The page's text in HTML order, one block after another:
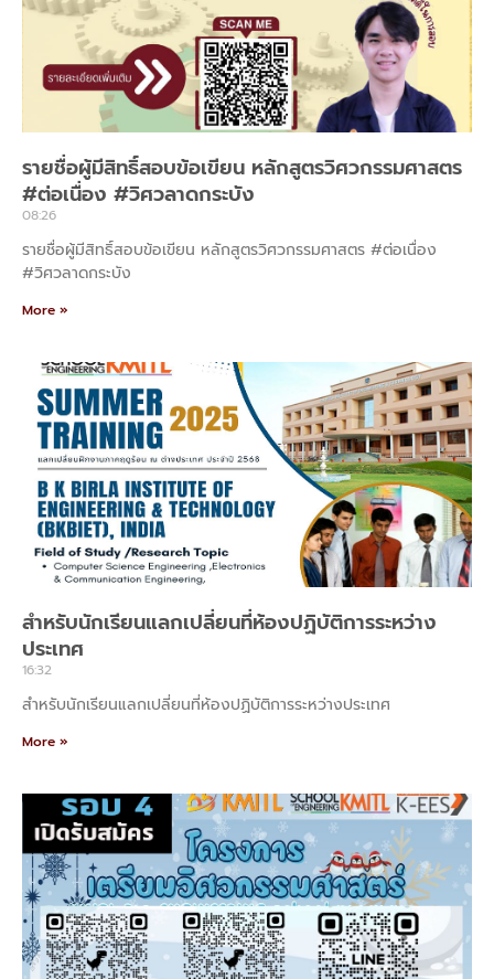
รายชื่อผู้มีสิทธิ์สอบข้อเขียน หลักสูตรวิศวกรรมศาสตร
#ต่อเนื่อง #วิศวลาดกระบัง
08:26
รายชื่อผู้มีสิทธิ์สอบข้อเขียน หลักสูตรวิศวกรรมศาสตร #ต่อเนื่อง
#วิศวลาดกระบัง
More »
สําหรับนักเรียนแลกเปลี่ยนที่ห้องปฏิบัติการระหว่าง
ประเทศ
16:32
สําหรับนักเรียนแลกเปลี่ยนที่ห้องปฏิบัติการระหว่างประเทศ
More »